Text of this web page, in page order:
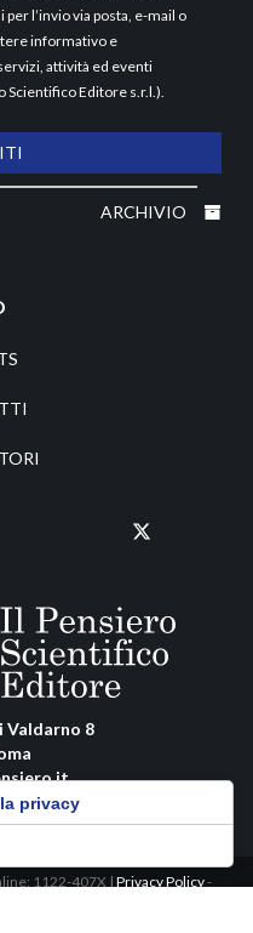
l’invio via posta, e-mail o
informativo e
attività ed eventi
Scientifico Editore s.r.l.).
ARCHIVIO
Valdarno 8
1122-407X |Privacy Policy-
privacy